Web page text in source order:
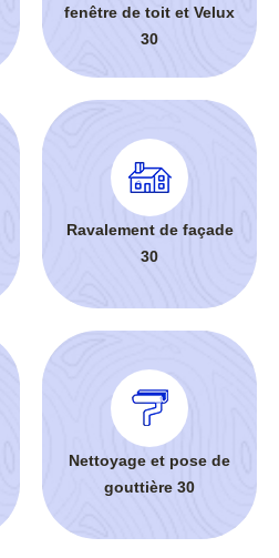
fenêtre de toit et Velux
30
Ravalement de façade
30
Nettoyage et pose de
gouttière 30